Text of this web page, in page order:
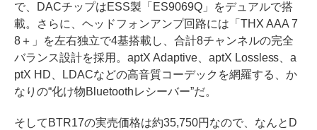
で、DACチップはESS製「ES9069Q」をデュアルで搭
載。さらに、ヘッドフォンアンプ回路には「THX AAA 7
8＋」を左右独立で4基搭載し、合計8チャンネルの完全
バランス設計を採用。aptX Adaptive、aptX Lossless、a
ptX HD、LDACなどの高音質コーデックを網羅する、か
なりの“化け物Bluetoothレシーバー”だ。
そしてBTR17の実売価格は約35,750円なので、なんとD